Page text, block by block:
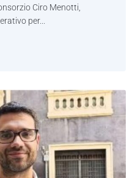
Ciro Menotti,
per...